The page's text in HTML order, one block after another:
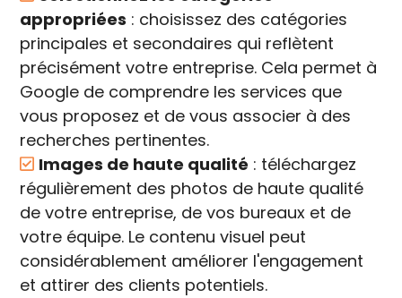
appropriées : choisissez des catégories
principales et secondaires qui reflètent
précisément votre entreprise. Cela permet à
Google de comprendre les services que
vous proposez et de vous associer à des
recherches pertinentes.
Images de haute qualité : téléchargez
régulièrement des photos de haute qualité
de votre entreprise, de vos bureaux et de
votre équipe. Le contenu visuel peut
considérablement améliorer l'engagement
et attirer des clients potentiels.